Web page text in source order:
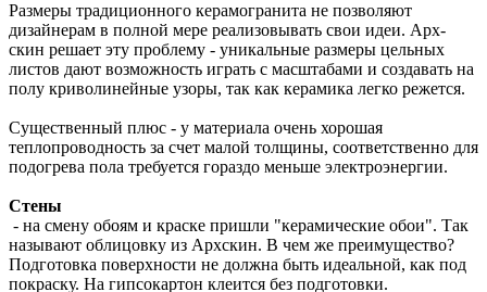
Размеры традиционного керамогранита не позволяют
дизайнерам в полной мере реализовывать свои идеи. Арх-
скин решает эту проблему - уникальные размеры цельных
листов дают возможность играть с масштабами и создавать на
полу криволинейные узоры, так как керамика легко режется.
Существенный плюс - у материала очень хорошая
теплопроводность за счет малой толщины, соответственно для
подогрева пола требуется гораздо меньше электроэнергии.
Стены
- на смену обоям и краске пришли "керамические обои". Так
называют облицовку из Архскин. В чем же преимущество?
Подготовка поверхности не должна быть идеальной, как под
покраску. На гипсокартон клеится без подготовки.